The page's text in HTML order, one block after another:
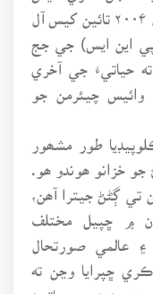
اھو اعزاز به حاصل رھيو ته ۱۹۹۸ کان ۲۰۰۴ تائين کيس آل
اين ايس) جي جج
حياتيءَ جي آخري
چيئرمن جو
طور مشھور
خزانو ھوندو ھو.
ڳڻڻ جيترا آھن،
۾ ڇپيل مختلف
عالمي صورتحال
ڇپرايا وڃن ته
پنھنجي حياتيءَ